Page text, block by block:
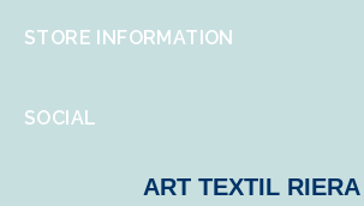
STORE INFORMATION
SOCIAL
ART TEXTIL